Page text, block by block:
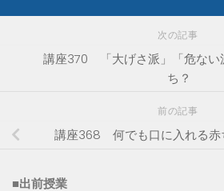
次の記事
講座370 「大げさ派」「危ない
ち？
前の記事
講座368 何でも口に入れる赤
■出前授業